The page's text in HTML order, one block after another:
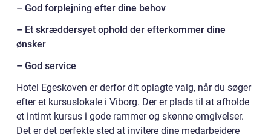
– God forplejning efter dine behov
– Et skræddersyet ophold der efterkommer dine
ønsker
– God service
Hotel Egeskoven er derfor dit oplagte valg, når du søger
efter et kursuslokale i Viborg. Der er plads til at afholde
et intimt kursus i gode rammer og skønne omgivelser.
Det er det perfekte sted at invitere dine medarbejdere